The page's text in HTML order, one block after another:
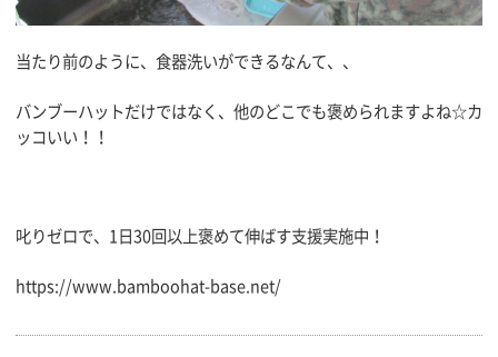
当たり前のように、食器洗いができるなんて、、
バンブーハットだけではなく、他のどこでも褒められますよね☆カ
ッコいい！！
叱りゼロで、1日30回以上褒めて伸ばす支援実施中！
https://www.bamboohat-base.net/